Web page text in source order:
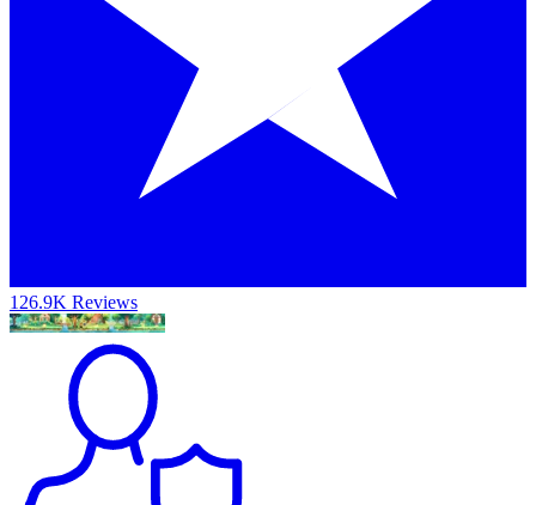
126.9K Reviews